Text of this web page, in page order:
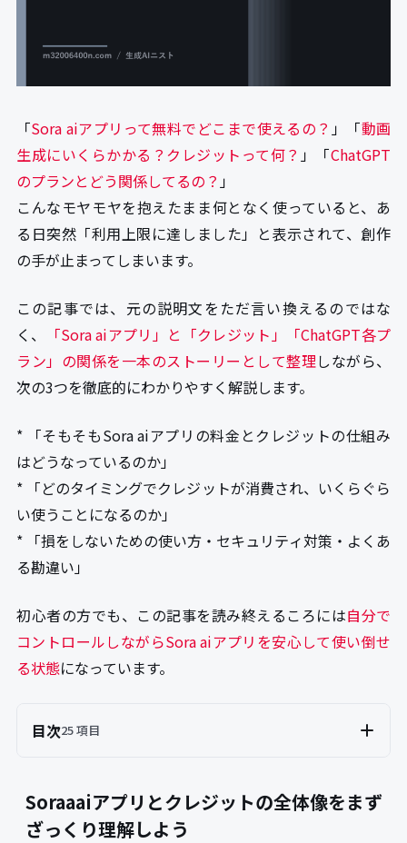
「Sora aiアプリって無料でどこまで使えるの？ 」「動画
生成にいくらかかる？クレジットって何？ 」「ChatGPT
のプランとどう関係してるの？ 」
こんなモヤモヤを抱えたまま何となく使っていると、あ
る日突然「利用上限に達しました」と表示されて、創作
の手が止まってしまいます。
この記事では、元の説明文をただ言い換えるのではな
く、
「Sora aiアプリ」と「クレジット」「ChatGPT各プ
ラン」の関係を一本のストーリーとして整理しながら、
次の3つを徹底的にわかりやすく解説します。
* 「そもそもSora aiアプリの料金とクレジットの仕組み
はどうなっているのか」
* 「どのタイミングでクレジットが消費され、いくらぐら
い使うことになるのか」
* 「損をしないための使い方・セキュリティ対策・よくあ
る勘違い」
初心者の方でも、この記事を読み終えるころには自分で
コントロールしながらSora aiアプリを安心して使い倒せ
る状態になっています。
目次25 項目
Soraaaiアプリとクレジットの全体像をまず
ざっくり理解しよう